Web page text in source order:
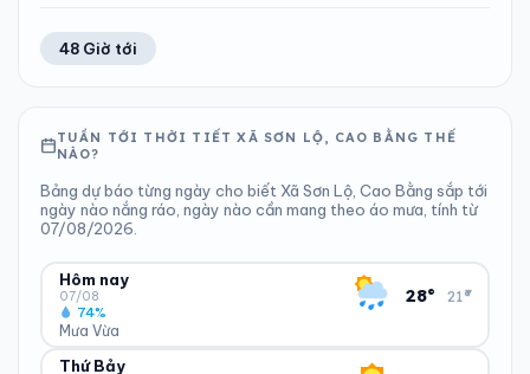
48 Giờ tới
TUẦN TỚI THỜI TIẾT XÃ SƠN LỘ, CAO BẰNG THẾ
NÀO?
Bảng dự báo từng ngày cho biết Xã Sơn Lộ, Cao Bằng sắp tới
ngày nào nắng ráo, ngày nào cần mang theo áo mưa, tính từ
07/08/2026.
Hôm nay
07/08
Mưa Vừa
74%
28° 21°
▾
ĐỘ ẨM
Thứ Bảy